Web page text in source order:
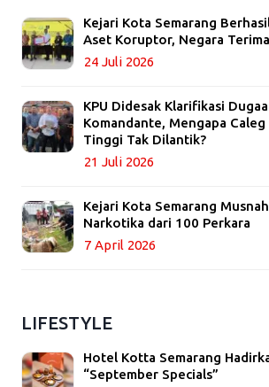
Kejari Kota Semarang
Aset Koruptor, Negara
24 Juli 2026
KPU Didesak Klarifikasi
Komandante, Mengapa Caleg
Tinggi Tak Dilantik?
21 Juli 2026
Kejari Kota Semarang
Narkotika dari 100 Perkara
7 April 2026
LIFESTYLE
Hotel Kotta Semarang
“September Specials”